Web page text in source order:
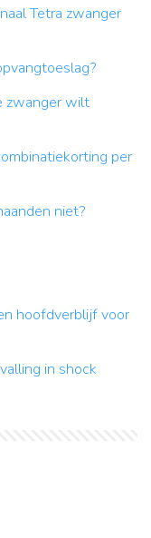
Tetra zwanger
zwanger wilt
per
niet?
hoofdverblijf voor
in shock